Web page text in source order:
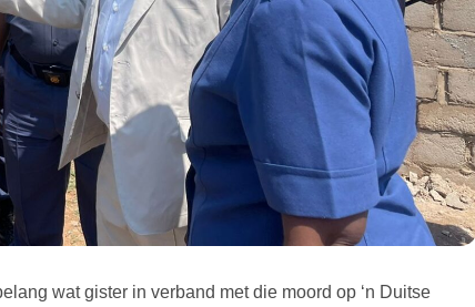
wat gister in verband met die moord op ‘n Duitse